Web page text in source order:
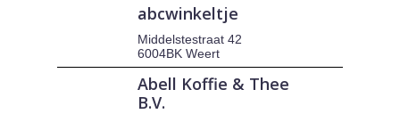
abcwinkeltje
Middelstestraat 42
6004BK Weert
Abell Koffie & Thee
B.V.